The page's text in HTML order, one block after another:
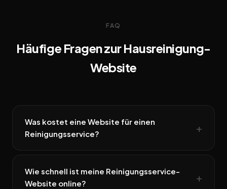
FAQ
Häufige Fragen zur Hausreinigung-
Website
Was kostet eine Website für einen
Reinigungsservice?
Wie schnell ist meine Reinigungsservice-
Website online?